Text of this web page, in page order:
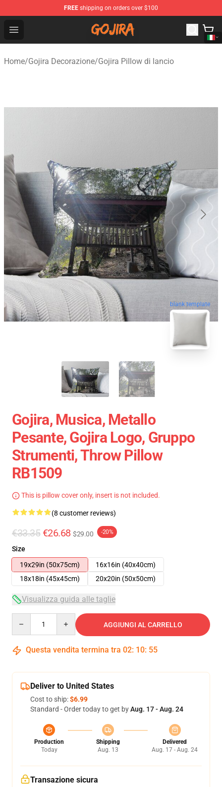
FREE shipping on orders over $100
Open menu
Gojira Shop - Official Gojira Merchandise Store
Home/Gojira Decorazione/Gojira Pillow di lancio
blank template
Gojira, Musica, Metallo
Pesante, Gojira Logo, Gruppo
Strumenti, Throw Pillow
RB1509
This is pillow cover only, insert is not included.
(8 customer reviews)
€33.35 €26.68 $29.00 -20%
Size
19x29in (50x75cm)
16x16in (40x40cm)
18x18in (45x45cm)
20x20in (50x50cm)
Visualizza guida alle taglie
AGGIUNGI AL CARRELLO
Questa vendita termina tra 02: 10: 54
Deliver to United States
Cost to ship:$6.99
Standard - Order today to get byAug. 17 - Aug. 24
Production
Today
Shipping
Aug. 13
Delivered
Aug. 17 - Aug. 24
Transazione sicura